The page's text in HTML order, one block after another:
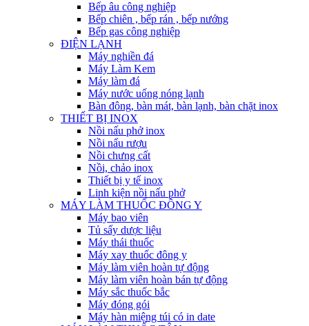
Bếp âu công nghiệp
Bếp chiên , bếp rán , bếp nướng
Bếp gas công nghiệp
ĐIỆN LẠNH
Máy nghiền đá
Máy Làm Kem
Máy làm đá
Máy nước uống nóng lạnh
Bàn đông, bàn mát, bàn lạnh, bàn chặt inox
THIẾT BỊ INOX
Nồi nấu phở inox
Nồi nấu rượu
Nồi chưng cất
Nồi, chảo inox
Thiết bị y tế inox
Linh kiện nồi nấu phở
MÁY LÀM THUỐC ĐÔNG Y
Máy bao viên
Tủ sấy dược liệu
Máy thái thuốc
Máy xay thuốc đông y
Máy làm viên hoàn tự động
Máy làm viên hoàn bán tự động
Máy sắc thuốc bắc
Máy đóng gói
Máy hàn miệng túi có in date